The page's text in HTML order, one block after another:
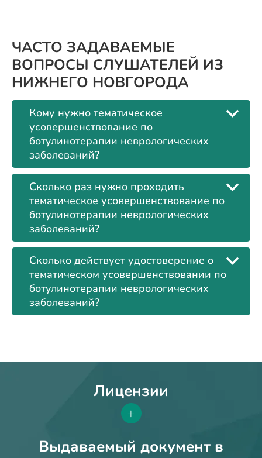
ЧАСТО ЗАДАВАЕМЫЕ
ВОПРОСЫ СЛУШАТЕЛЕЙ ИЗ
НИЖНЕГО НОВГОРОДА
Кому нужно тематическое
усовершенствование по
ботулинотерапии неврологических
заболеваний?
Сколько раз нужно проходить
тематическое усовершенствование по
ботулинотерапии неврологических
заболеваний?
Сколько действует удостоверение о
тематическом усовершенствовании по
ботулинотерапии неврологических
заболеваний?
Лицензии
+
Выдаваемый документ в